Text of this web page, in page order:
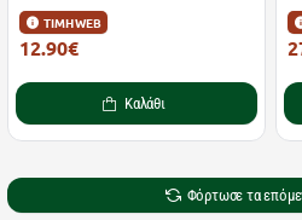
ΤΙΜΗ WEB
12.90€
Καλάθι
Φόρτωσε τα